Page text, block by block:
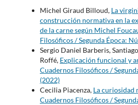
Michel Giraud Billoud, La
construcción normativa en la
de la carne según Michel
Filosóficos / Segunda Época:
Sergio Daniel Barberis,
Roffé, Explicación funcional y
Cuadernos Filosóficos /
(2022)
Cecilia Piacenza, La curiosidad
Cuadernos Filosóficos /